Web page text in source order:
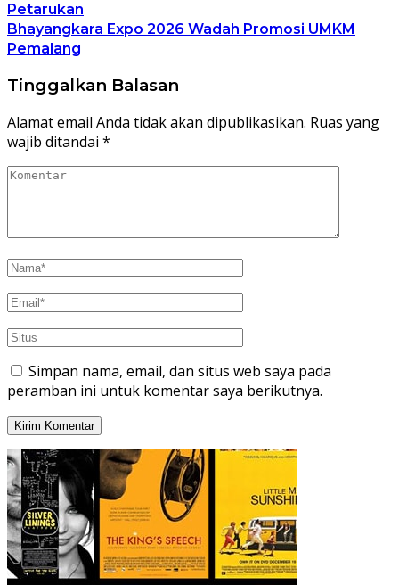
Petarukan
Bhayangkara Expo 2026 Wadah Promosi UMKM
Pemalang
Tinggalkan Balasan
Alamat email Anda tidak akan dipublikasikan. Ruas yang
wajib ditandai *
Simpan nama, email, dan situs web saya pada
peramban ini untuk komentar saya berikutnya.